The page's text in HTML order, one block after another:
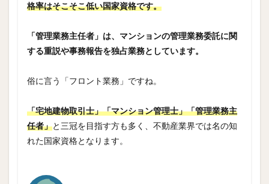
5
予想
と
問」
6
合格
ライ
は？
格率はそこそこ低い国家資格です。
「管理業務主任者」は、マンションの管理業務委託に関
する重説や事務報告を独占業務としています。
俗に言う「フロント業務」ですね。
「宅地建物取引士」「マンション管理士」「管理業務主
任者」と三冠を目指す方も多く、不動産業界では名の知
れた国家資格となります。